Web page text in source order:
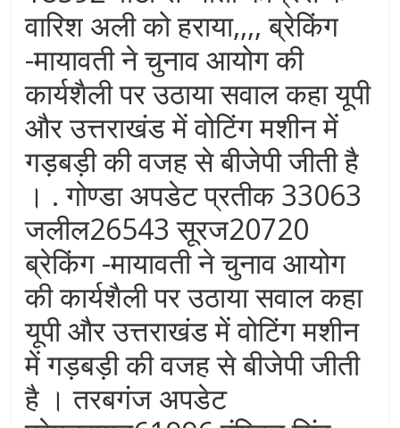
वारिश अली को हराया,,,, ब्रेकिंग
-मायावती ने चुनाव आयोग की
कार्यशैली पर उठाया सवाल कहा यूपी
और उत्तराखंड में वोटिंग मशीन में
गड़बड़ी की वजह से बीजेपी जीती है
। . गोण्डा अपडेट प्रतीक 33063
जलील26543 सूरज20720
ब्रेकिंग -मायावती ने चुनाव आयोग
की कार्यशैली पर उठाया सवाल कहा
यूपी और उत्तराखंड में वोटिंग मशीन
में गड़बड़ी की वजह से बीजेपी जीती
है । तरबगंज अपडेट